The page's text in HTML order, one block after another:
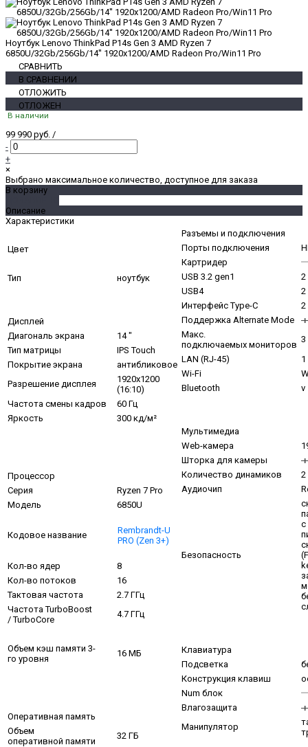
Ноутбук Lenovo ThinkPad P14s Gen 3 AMD Ryzen 7
6850U/32Gb/256Gb/14'' 1920x1200/AMD Radeon Pro/Win11 Pro
СРАВНИТЬ
В СРАВНЕНИИ
ОТЛОЖИТЬ
ОТЛОЖЕН
В наличии
99 990 руб. /
-
+
×
Выбрано максимальное количество, доступное для заказа
В корзину
Описание
Характеристики
Цвет
Тип ноутбук
Дисплей
Диагональ экрана
14 "
Тип матрицы
IPS Touch
Покрытие экрана
антибликовое
Разрешение дисплея
1920x1200
(16:10)
Частота смены кадров
60 Гц
Яркость
300 кд/м²
Процессор
Серия
Ryzen 7 Pro
Модель
6850U
Кодовое название
Rembrandt-U
PRO (Zen 3+)
Кол-во ядер
8
Кол-во потоков
16
Тактовая частота
2.7 ГГц
Частота TurboBoost
/ TurboCore
4.7 ГГц
Объем кэш памяти 3-
го уровня
16 МБ
Оперативная память
Объем
оперативной памяти
32 ГБ
Разъемы и подключения
Порты подключения
Картридер
USB 3.2 gen1
USB4
Интерфейс Type-C
Поддержка Alternate Mode
Макс.
подключаемых мониторов
3
LAN (RJ-45)
Wi-Fi
Bluetooth
v
Мультимедиа
Web-камера
Шторка для камеры
Количество динамиков
Аудиочип
Безопасность
с
Клавиатура
Подсветка
Конструкция клавиш
Num блок
Влагозащита
Манипулятор